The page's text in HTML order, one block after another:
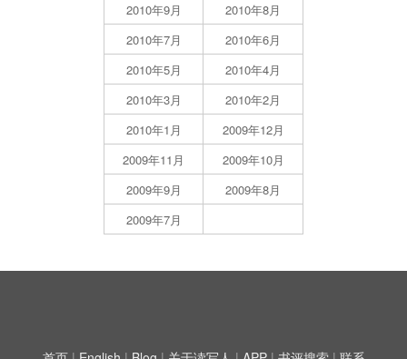
2010年9月
2010年8月
2010年7月
2010年6月
2010年5月
2010年4月
2010年3月
2010年2月
2010年1月
2009年12月
2009年11月
2009年10月
2009年9月
2009年8月
2009年7月